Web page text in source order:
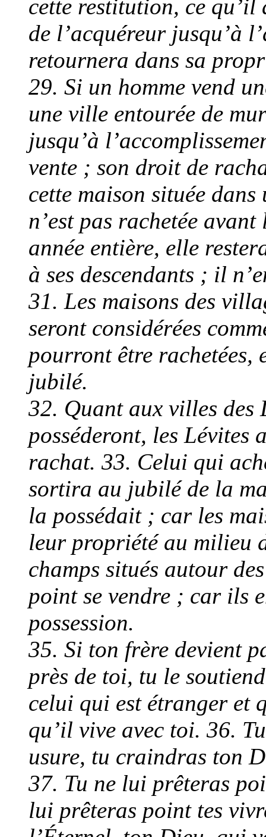
cette restitution, ce qu’il
de l’acquéreur jusqu’à
retournera dans sa
29. Si un homme vend
une ville entourée de
jusqu’à
vente ; son droit de
cette maison située
n’est pas rachetée avant
année entière, elle
à ses descendants ; il
31. Les maisons des
seront considérées
pourront être rachetées,
jubilé.
32. Quant aux villes des
posséderont, les Lévites
rachat. 33. Celui qui
sortira au jubilé de la
la possédait ; car les
leur propriété au milieu
champs situés autour
point se vendre ; car ils
possession.
35. Si ton frère devient
près de toi, tu le
celui qui est étranger et
qu’il vive avec toi. 36.
usure, tu craindras ton
37. Tu ne lui prêteras
lui prêteras point tes